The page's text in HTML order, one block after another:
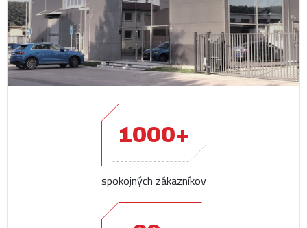
1000+
spokojných zákazníkov